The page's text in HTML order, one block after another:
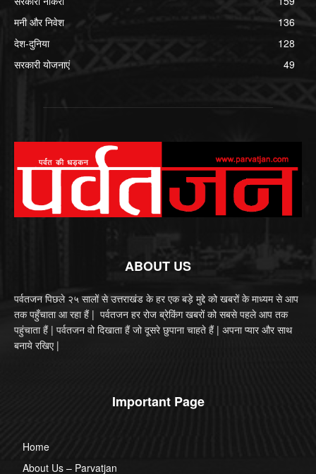
मनी और निवेश
136
देश-दुनिया
128
सरकारी योजनाएं
49
ABOUT US
पर्वतजन पिछले २५ सालों से उत्तराखंड के हर एक बड़े मुद्दे को खबरों के माध्यम से आप
तक पहुँचाता आ रहा हैं | पर्वतजन हर रोज ब्रेकिंग खबरों को सबसे पहले आप तक
पहुंचाता हैं | पर्वतजन वो दिखाता हैं जो दूसरे छुपाना चाहते हैं | अपना प्यार और साथ
बनाये रखिए |
Important Page
Home
About Us – Parvatjan